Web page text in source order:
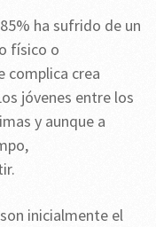
ha sufrido de un
físico o
complica crea
jóvenes entre los
y aunque a
inicialmente el